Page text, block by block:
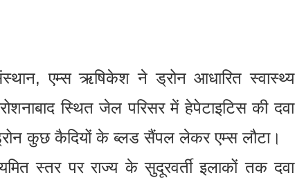
एम्स ऋषिकेश ने ड्रोन आधारित स्वास्थ्य
स्थित जेल परिसर में हेपेटाइटिस की दवा
कुछ कैदियों के ब्लड सैंपल लेकर एम्स लौटा।
स्तर पर राज्य के सुदूरवर्ती इलाकों तक दवा